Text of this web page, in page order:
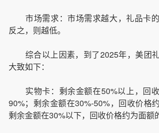
市场需求：市场需求越大，礼品卡的
反之，则越低。
综合以上因素，到了2025年，美团
大致如下：
实物卡：剩余金额在50%以上，回
90%；剩余金额在30%-50%，回收价格
剩余金额在30%以下，回收价格约为面额